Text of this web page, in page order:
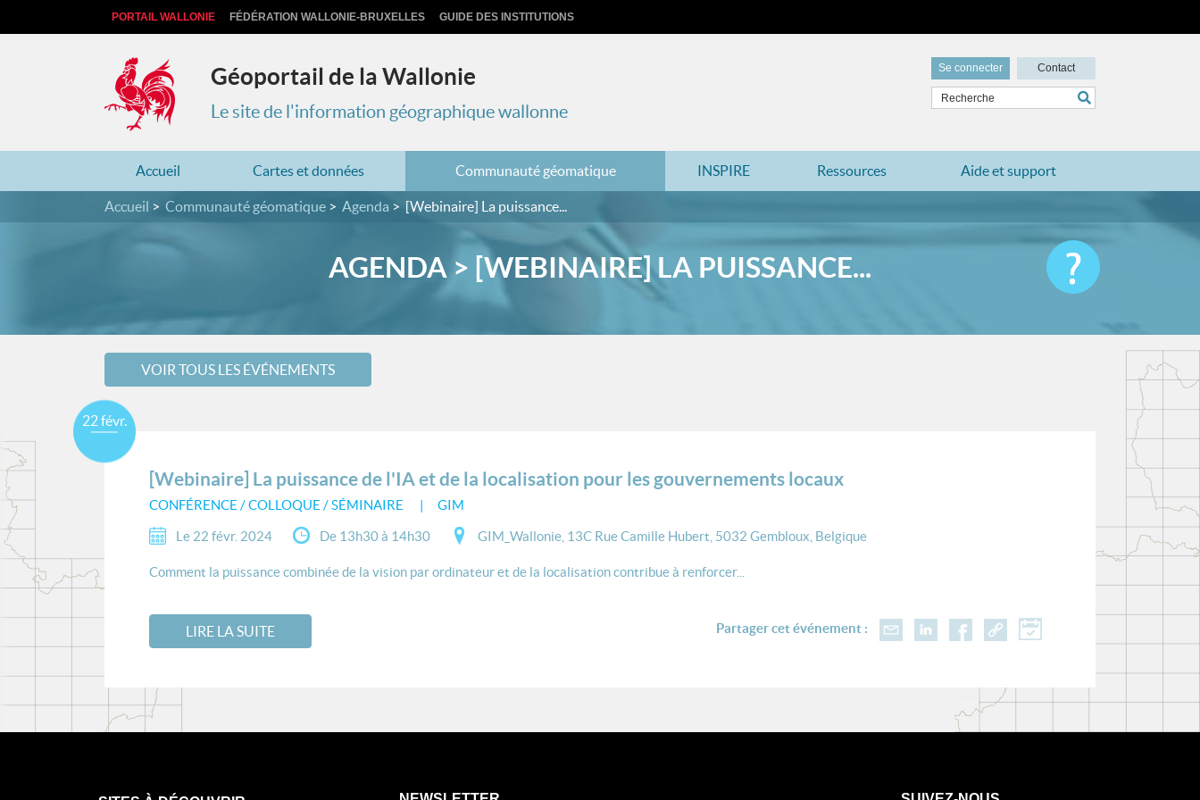
PORTAIL WALLONIE FÉDÉRATION WALLONIE-BRUXELLES GUIDE DES INSTITUTIONS
Géoportail de la Wallonie
Le site de l'information géographique wallonne
Se connecter Contact
Accueil Cartes et données Communauté géomatique INSPIRE Ressources Aide et support
Accueil Communauté géomatique Agenda [Webinaire] La puissance...
AGENDA > [WEBINAIRE] LA PUISSANCE...
VOIR TOUS LES ÉVÉNEMENTS
[Webinaire] La puissance de l'IA et de la localisation pour les gouvernements locaux
CONFÉRENCE / COLLOQUE / SÉMINAIRE GIM
22 févr.
Le 22 févr. 2024 De 13h30 à 14h30 GIM_Wallonie, 13C Rue Camille Hubert, 5032 Gembloux, Belgique
Comment la puissance combinée de la vision par ordinateur et de la localisation contribue à renforcer...
LIRE LA SUITE Partager cet événement :